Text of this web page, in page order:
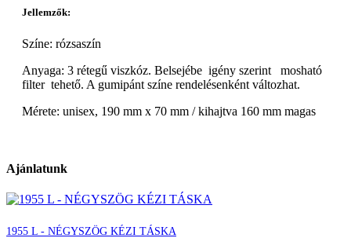
Jellemzők:
Színe: rózsaszín
Anyaga: 3 rétegű viszkóz. Belsejébe igény szerint mosható
filter tehető. A gumipánt színe rendelésenként változhat.
Mérete: unisex, 190 mm x 70 mm / kihajtva 160 mm magas
Ajánlatunk
1955 L - NÉGYSZÖG KÉZI TÁSKA